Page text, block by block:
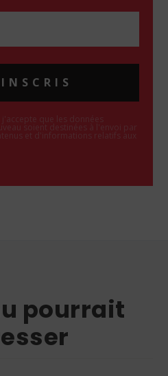
que les données
soient destinées à l'envoi par
et d'informations relatifs aux
pourrait